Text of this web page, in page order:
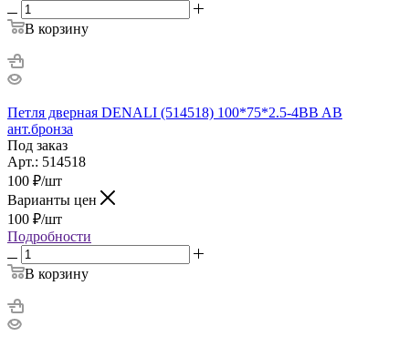
В корзину
Петля дверная DENALI (514518) 100*75*2.5-4BB AB
ант.бронза
Под заказ
Арт.: 514518
100 ₽/шт
Варианты цен
100 ₽/шт
Подробности
В корзину